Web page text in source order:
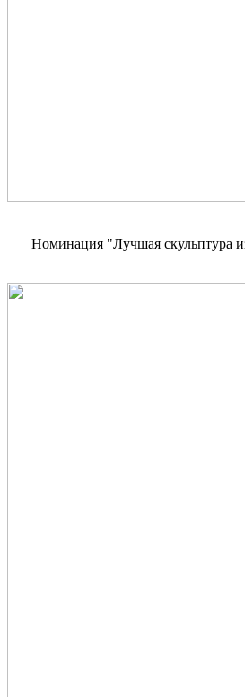
Номинация "Лучшая скульптура